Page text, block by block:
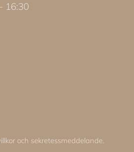
16:30
och sekretessmeddelande.